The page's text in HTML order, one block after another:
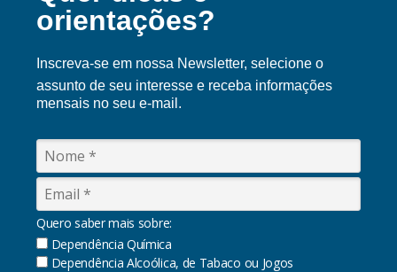
orientações?
Inscreva-se em nossa Newsletter, selecione o
assunto de seu interesse e receba informações
mensais no seu e-mail.
Quero saber mais sobre:
Dependência Química
Dependência Alcoólica, de Tabaco ou Jogos